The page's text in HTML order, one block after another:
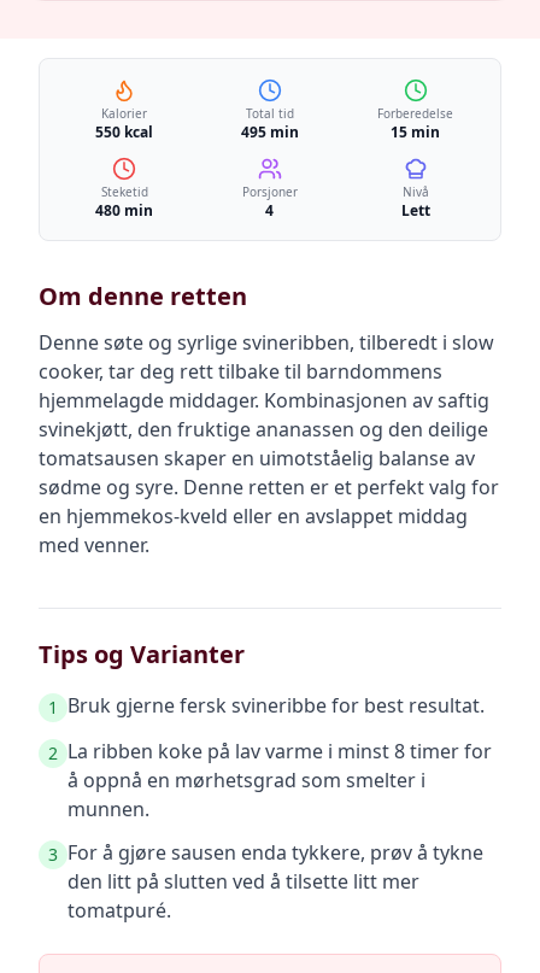
Kalorier
550 kcal
Total tid
495 min
Forberedelse
15 min
Steketid
480 min
Porsjoner
4
Nivå
Lett
Om denne retten
Denne søte og syrlige svineribben, tilberedt i slow
cooker, tar deg rett tilbake til barndommens
hjemmelagde middager. Kombinasjonen av saftig
svinekjøtt, den fruktige ananassen og den deilige
tomatsausen skaper en uimotståelig balanse av
sødme og syre. Denne retten er et perfekt valg for
en hjemmekos-kveld eller en avslappet middag
med venner.
Tips og Varianter
1 Bruk gjerne fersk svineribbe for best resultat.
2 La ribben koke på lav varme i minst 8 timer for
å oppnå en mørhetsgrad som smelter i
munnen.
3 For å gjøre sausen enda tykkere, prøv å tykne
den litt på slutten ved å tilsette litt mer
tomatpuré.